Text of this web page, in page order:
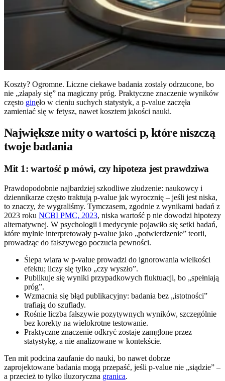
Koszty? Ogromne. Liczne ciekawe badania zostały odrzucone, bo
nie „złapały się” na magiczny próg. Praktyczne znaczenie wyników
często ginęło w cieniu suchych statystyk, a p-value zaczęła
zamieniać się w fetysz, nawet kosztem jakości nauki.
Największe mity o wartości p, które niszczą
twoje badania
Mit 1: wartość p mówi, czy hipoteza jest prawdziwa
Prawdopodobnie najbardziej szkodliwe złudzenie: naukowcy i
dziennikarze często traktują p-value jak wyrocznię – jeśli jest niska,
to znaczy, że wygraliśmy. Tymczasem, zgodnie z wynikami badań z
2023 roku NCBI PMC, 2023, niska wartość p nie dowodzi hipotezy
alternatywnej. W psychologii i medycynie pojawiło się setki badań,
które mylnie interpretowały p-value jako „potwierdzenie” teorii,
prowadząc do fałszywego poczucia pewności.
Ślepa wiara w p-value prowadzi do ignorowania wielkości
efektu; liczy się tylko „czy wyszło”.
Publikuje się wyniki przypadkowych fluktuacji, bo „spełniają
próg”.
Wzmacnia się błąd publikacyjny: badania bez „istotności”
trafiają do szuflady.
Rośnie liczba fałszywie pozytywnych wyników, szczególnie
bez korekty na wielokrotne testowanie.
Praktyczne znaczenie odkryć zostaje zamglone przez
statystykę, a nie analizowane w kontekście.
Ten mit podcina zaufanie do nauki, bo nawet dobrze
zaprojektowane badania mogą przepaść, jeśli p-value nie „siądzie” –
a przecież to tylko iluzoryczna granica.